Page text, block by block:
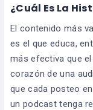
¿Cuál Es La
El contenido más
es el que educa,
más efectiva que
corazón de una
que cada posteo
un podcast tenga